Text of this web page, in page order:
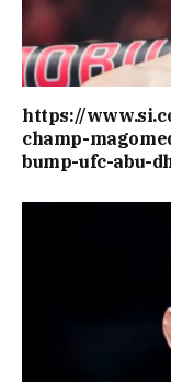
https://
champ-
bump-ufc-abu-